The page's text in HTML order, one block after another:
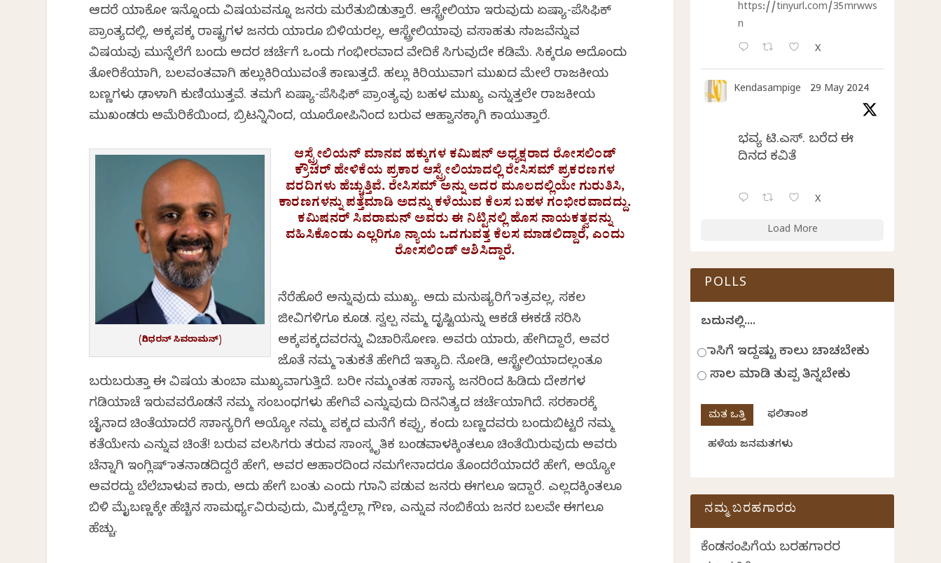
ಆದರೆ ಯಾಕೋ ಇನ್ನೊಂದು ವಿಷಯವನ್ನೂ ಜನರು ಮರೆತುಬಿಡುತ್ತಾರೆ. ಆಸ್ಟ್ರೇಲಿಯಾ ಇರುವುದು ಏಷ್ಯಾ-ಪೆಸಿಫಿಕ್
ಪ್ರಾಂತ್ಯದಲ್ಲಿ, ಅಕ್ಕಪಕ್ಕ ರಾಷ್ಟ್ರಗಳ ಜನರು ಯಾರೂ ಬಿಳಿಯರಲ್ಲ, ಆಸ್ಟ್ರೇಲಿಯಾವು ವಸಾಹತು ಸಮಾಜವೆನ್ನುವ
ವಿಷಯವು ಮುನ್ನೆಲೆಗೆ ಬಂದು ಅದರ ಚರ್ಚೆಗೆ ಒಂದು ಗಂಭೀರವಾದ ವೇದಿಕೆ ಸಿಗುವುದೇ ಕಡಿಮೆ. ಸಿಕ್ಕರೂ ಅದೊಂದು
ತೋರಿಕೆಯಾಗಿ, ಬಲವಂತವಾಗಿ ಹಲ್ಲುಕಿರಿಯುವಂತೆ ಕಾಣುತ್ತದೆ. ಹಲ್ಲು ಕಿರಿಯುವಾಗ ಮುಖದ ಮೇಲೆ ರಾಜಕೀಯ
ಬಣ್ಣಗಳು ಢಾಳಾಗಿ ಕುಣಿಯುತ್ತವೆ. ತಮಗೆ ಏಷ್ಯಾ-ಪೆಸಿಫಿಕ್ ಪ್ರಾಂತ್ಯವು ಬಹಳ ಮುಖ್ಯ ಎನ್ನುತ್ತಲೇ ರಾಜಕೀಯ
ಮುಖಂಡರು ಅಮೆರಿಕೆಯಿಂದ, ಬ್ರಿಟನ್ನಿನಿಂದ, ಯೂರೋಪಿನಿಂದ ಬರುವ ಆಹ್ವಾನಕ್ಕಾಗಿ ಕಾಯುತ್ತಾರೆ.‌
(ಗಿರಿಧರನ್ ಸಿವರಾಮನ್)
ಆಸ್ಟ್ರೇಲಿಯನ್ ಮಾನವ ಹಕ್ಕುಗಳ ಕಮಿಷನ್ ಅಧ್ಯಕ್ಷರಾದ ರೋಸಲಿಂಡ್
ಕ್ರೌಚರ್ ಹೇಳಿಕೆಯ ಪ್ರಕಾರ ಆಸ್ಟ್ರೇಲಿಯಾದಲ್ಲಿ ರೇಸಿಸಮ್ ಪ್ರಕರಣಗಳ
ವರದಿಗಳು ಹೆಚ್ಚುತ್ತಿವೆ. ರೇಸಿಸಮ್ ಅನ್ನು ಅದರ ಮೂಲದಲ್ಲಿಯೇ ಗುರುತಿಸಿ,
ಕಾರಣಗಳನ್ನು ಪತ್ತೆಮಾಡಿ ಅದನ್ನು ಕಳೆಯುವ ಕೆಲಸ ಬಹಳ ಗಂಭೀರವಾದದ್ದು.
ಕಮಿಷನರ್ ಸಿವರಾಮನ್ ಅವರು ಈ ನಿಟ್ಟಿನಲ್ಲಿ ಹೊಸ ನಾಯಕತ್ವವನ್ನು
ವಹಿಸಿಕೊಂಡು ಎಲ್ಲರಿಗೂ ನ್ಯಾಯ ಒದಗುವತ್ತ ಕೆಲಸ ಮಾಡಲಿದ್ದಾರೆ, ಎಂದು
ರೋಸಲಿಂಡ್ ಆಶಿಸಿದ್ದಾರೆ.
ನೆರೆಹೊರೆ ಅನ್ನುವುದು ಮುಖ್ಯ. ಅದು ಮನುಷ್ಯರಿಗೆ ಮಾತ್ರವಲ್ಲ, ಸಕಲ
ಜೀವಿಗಳಿಗೂ ಕೂಡ. ಸ್ವಲ್ಪ ನಮ್ಮ ದೃಷ್ಟಿಯನ್ನು ಆಕಡೆ ಈಕಡೆ ಸರಿಸಿ
ಅಕ್ಕಪಕ್ಕದವರನ್ನು ವಿಚಾರಿಸೋಣ. ಅವರು ಯಾರು, ಹೇಗಿದ್ದಾರೆ, ಅವರ
ಜೊತೆ ನಮ್ಮ ಮಾತುಕತೆ ಹೇಗಿದೆ ಇತ್ಯಾದಿ. ನೋಡಿ, ಆಸ್ಟ್ರೇಲಿಯಾದಲ್ಲಂತೂ
ಬರುಬರುತ್ತಾ ಈ ವಿಷಯ ತುಂಬಾ ಮುಖ್ಯವಾಗುತ್ತಿದೆ. ಬರೀ ನಮ್ಮಂತಹ ಸಾಮಾನ್ಯ ಜನರಿಂದ ಹಿಡಿದು ದೇಶಗಳ
ಗಡಿಯಾಚೆ ಇರುವವರೊಡನೆ ನಮ್ಮ ಸಂಬಂಧಗಳು ಹೇಗಿವೆ ಎನ್ನುವುದು ದಿನನಿತ್ಯದ ಚರ್ಚೆಯಾಗಿದೆ. ಸರಕಾರಕ್ಕೆ
ಚೈನಾದ ಚಿಂತೆಯಾದರೆ ಸಾಮಾನ್ಯರಿಗೆ ಅಯ್ಯೋ ನಮ್ಮ ಪಕ್ಕದ ಮನೆಗೆ ಕಪ್ಪು, ಕಂದು ಬಣ್ಣದವರು ಬಂದುಬಿಟ್ಟರೆ ನಮ್ಮ
ಕತೆಯೇನು ಎನ್ನುವ ಚಿಂತೆ! ಬರುವ ವಲಸಿಗರು ತರುವ ಸಾಂಸ್ಕೃತಿಕ ಬಂಡವಾಳಕ್ಕಿಂತಲೂ ಚಿಂತೆಯಿರುವುದು ಅವರು
ಚೆನ್ನಾಗಿ ಇಂಗ್ಲಿಷ್ ಮಾತನಾಡದಿದ್ದರೆ ಹೇಗೆ, ಅವರ ಆಹಾರದಿಂದ ನಮಗೇನಾದರೂ ತೊಂದರೆಯಾದರೆ ಹೇಗೆ, ಅಯ್ಯೋ
ಅವರದ್ದು ಬೆಲೆಬಾಳುವ ಕಾರು, ಅದು ಹೇಗೆ ಬಂತು ಎಂದು ಗುಮಾನಿ ಪಡುವ ಜನರು ಈಗಲೂ ಇದ್ದಾರೆ. ಎಲ್ಲದಕ್ಕಿಂತಲೂ
ಬಿಳಿ ಮೈಬಣ್ಣಕ್ಕೇ ಹೆಚ್ಚಿನ ಸಾಮರ್ಥ್ಯವಿರುವುದು, ಮಿಕ್ಕದ್ದೆಲ್ಲಾ ಗೌಣ, ಎನ್ನುವ ನಂಬಿಕೆಯ ಜನರ ಬಲವೇ ಈಗಲೂ
ಹೆಚ್ಚು.
https://tinyurl.com/35mrwws
n
X
Kendasampige 29 May 2024
ಭವ್ಯ ಟಿ.ಎಸ್. ಬರೆದ ಈ
ದಿನದ ಕವಿತೆ
X
Load More
POLLS
ಬದುಕಿನಲ್ಲಿ....
ಹಾಸಿಗೆ ಇದ್ದಷ್ಟು ಕಾಲು ಚಾಚಬೇಕು
ಸಾಲ ಮಾಡಿ ತುಪ್ಪ ತಿನ್ನಬೇಕು
ಫಲಿತಾಂಶ
ಹಳೆಯ ಜನಮತಗಳು
ನಮ್ಮ ಬರಹಗಾರರು
ಕೆಂಡಸಂಪಿಗೆಯ ಬರಹಗಾರರ